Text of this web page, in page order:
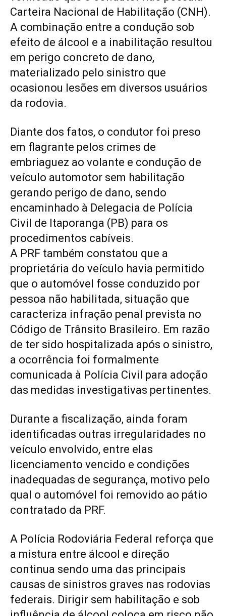
Carteira Nacional de Habilitação (CNH).
A combinação entre a condução sob
efeito de álcool e a inabilitação resultou
em perigo concreto de dano,
materializado pelo sinistro que
ocasionou lesões em diversos usuários
da rodovia.
Diante dos fatos, o condutor foi preso
em flagrante pelos crimes de
embriaguez ao volante e condução de
veículo automotor sem habilitação
gerando perigo de dano, sendo
encaminhado à Delegacia de Polícia
Civil de Itaporanga (PB) para os
procedimentos cabíveis.
A PRF também constatou que a
proprietária do veículo havia permitido
que o automóvel fosse conduzido por
pessoa não habilitada, situação que
caracteriza infração penal prevista no
Código de Trânsito Brasileiro. Em razão
de ter sido hospitalizada após o sinistro,
a ocorrência foi formalmente
comunicada à Polícia Civil para adoção
das medidas investigativas pertinentes.
Durante a fiscalização, ainda foram
identificadas outras irregularidades no
veículo envolvido, entre elas
licenciamento vencido e condições
inadequadas de segurança, motivo pelo
qual o automóvel foi removido ao pátio
contratado da PRF.
A Polícia Rodoviária Federal reforça que
a mistura entre álcool e direção
continua sendo uma das principais
causas de sinistros graves nas rodovias
federais. Dirigir sem habilitação e sob